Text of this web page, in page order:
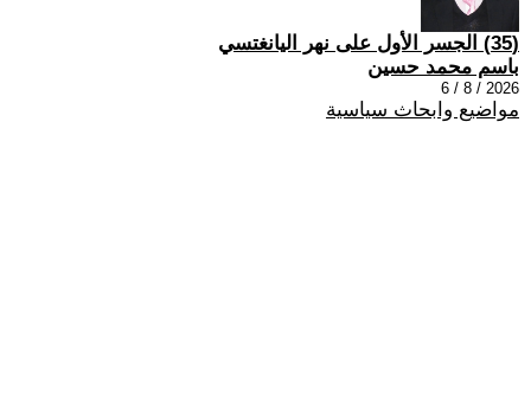
(35) الجسر الأول على نهر اليانغتسي
باسم محمد حسين
2026 / 8 / 6
مواضيع وابحاث سياسية